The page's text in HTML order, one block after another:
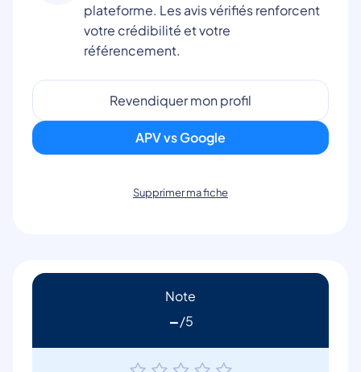
plateforme. Les avis vérifiés renforcent
votre crédibilité et votre
référencement.
Revendiquer mon profil
APV vs Google
Supprimer ma fiche
Note
-